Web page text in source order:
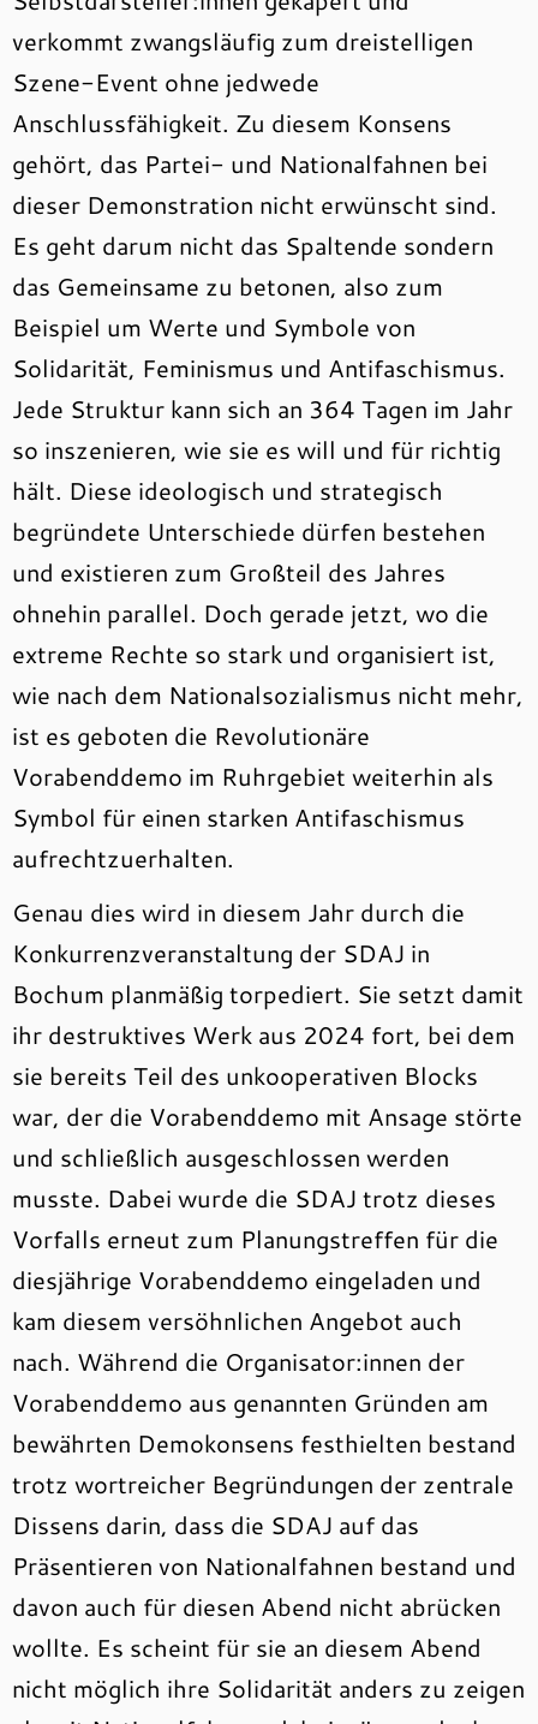
verkommt zwangsläufig zum dreistelligen
Szene-Event ohne jedwede
Anschlussfähigkeit. Zu diesem Konsens
gehört, das Partei- und Nationalfahnen bei
dieser Demonstration nicht erwünscht sind.
Es geht darum nicht das Spaltende sondern
das Gemeinsame zu betonen, also zum
Beispiel um Werte und Symbole von
Solidarität, Feminismus und Antifaschismus.
Jede Struktur kann sich an 364 Tagen im Jahr
so inszenieren, wie sie es will und für richtig
hält. Diese ideologisch und strategisch
begründete Unterschiede dürfen bestehen
und existieren zum Großteil des Jahres
ohnehin parallel. Doch gerade jetzt, wo die
extreme Rechte so stark und organisiert ist,
wie nach dem Nationalsozialismus nicht mehr,
ist es geboten die Revolutionäre
Vorabenddemo im Ruhrgebiet weiterhin als
Symbol für einen starken Antifaschismus
aufrechtzuerhalten.
Genau dies wird in diesem Jahr durch die
Konkurrenzveranstaltung der SDAJ in
Bochum planmäßig torpediert. Sie setzt damit
ihr destruktives Werk aus 2024 fort, bei dem
sie bereits Teil des unkooperativen Blocks
war, der die Vorabenddemo mit Ansage störte
und schließlich ausgeschlossen werden
musste. Dabei wurde die SDAJ trotz dieses
Vorfalls erneut zum Planungstreffen für die
diesjährige Vorabenddemo eingeladen und
kam diesem versöhnlichen Angebot auch
nach. Während die Organisator:innen der
Vorabenddemo aus genannten Gründen am
bewährten Demokonsens festhielten bestand
trotz wortreicher Begründungen der zentrale
Dissens darin, dass die SDAJ auf das
Präsentieren von Nationalfahnen bestand und
davon auch für diesen Abend nicht abrücken
wollte. Es scheint für sie an diesem Abend
nicht möglich ihre Solidarität anders zu zeigen